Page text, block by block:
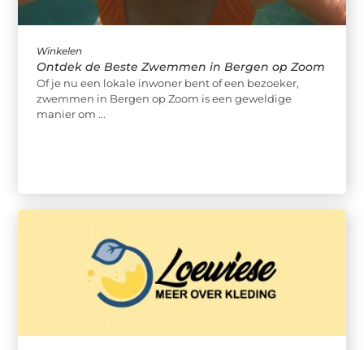
Winkelen
Ontdek de Beste Zwemmen in Bergen op Zoom
Of je nu een lokale inwoner bent of een bezoeker,
zwemmen in Bergen op Zoom is een geweldige
manier om ...